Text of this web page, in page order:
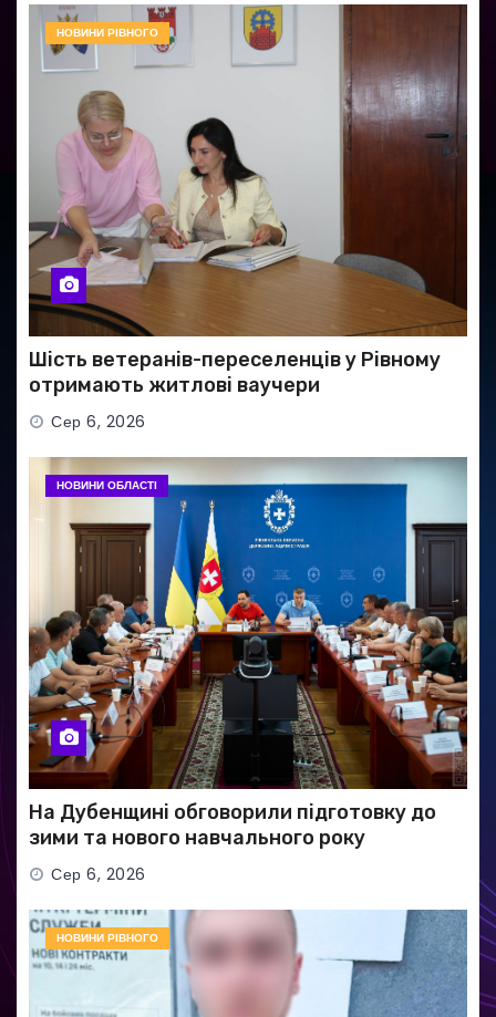
НОВИНИ РІВНОГО
Шість ветеранів-переселенців у Рівному
отримають житлові ваучери
Сер 6, 2026
НОВИНИ ОБЛАСТІ
На Дубенщині обговорили підготовку до
зими та нового навчального року
Сер 6, 2026
НОВИНИ РІВНОГО